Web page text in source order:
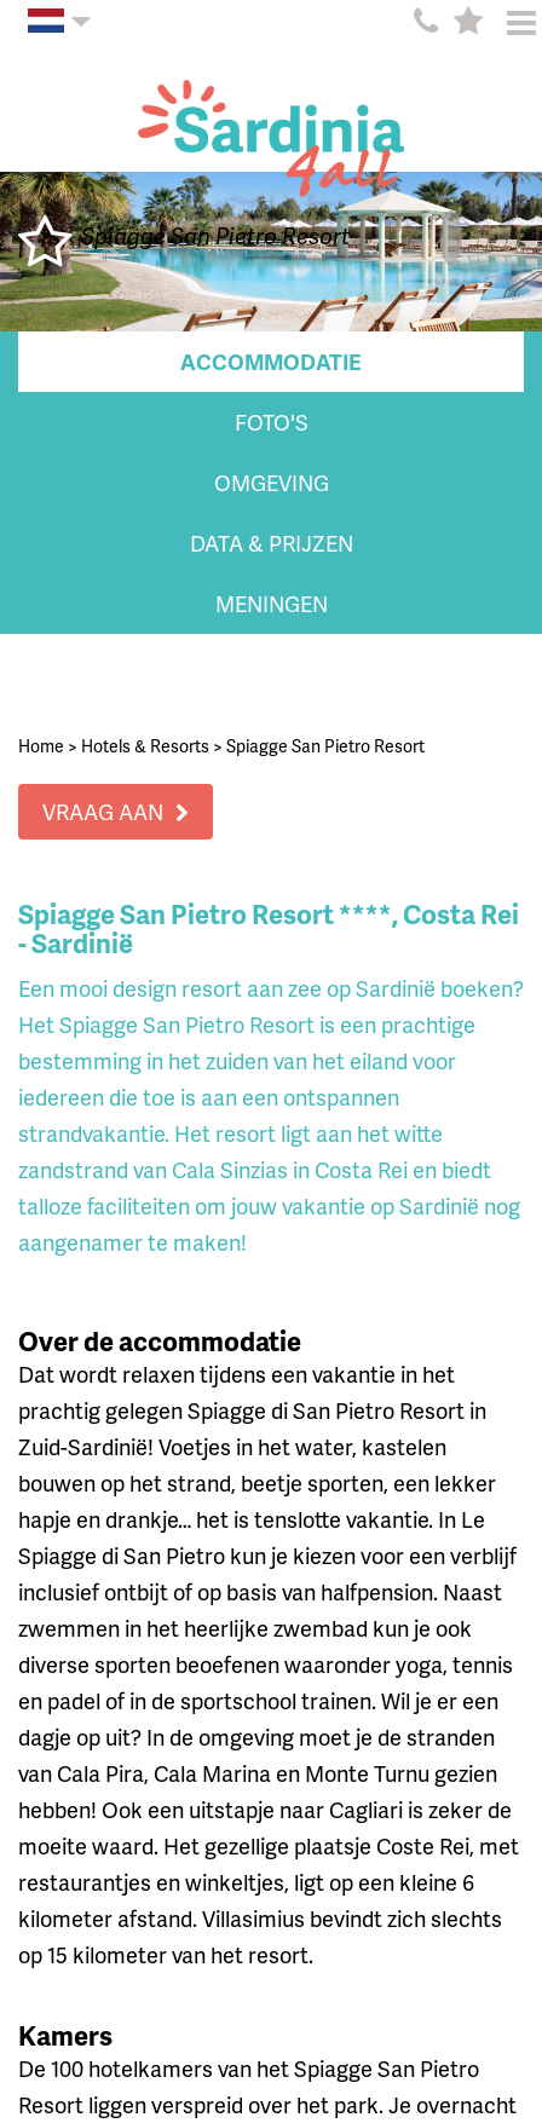
Spiagge San Pietro Resort
ACCOMMODATIE
FOTO'S
OMGEVING
DATA & PRIJZEN
MENINGEN
Home > Hotels & Resorts > Spiagge San Pietro Resort
VRAAG AAN
Spiagge San Pietro Resort ****, Costa Rei
- Sardinië
Een mooi design resort aan zee op Sardinië boeken?
Het Spiagge San Pietro Resort is een prachtige
bestemming in het zuiden van het eiland voor
iedereen die toe is aan een ontspannen
strandvakantie. Het resort ligt aan het witte
zandstrand van Cala Sinzias in Costa Rei en biedt
talloze faciliteiten om jouw vakantie op Sardinië nog
aangenamer te maken!
Over de accommodatie
Dat wordt relaxen tijdens een vakantie in het
prachtig gelegen Spiagge di San Pietro Resort in
Zuid-Sardinië! Voetjes in het water, kastelen
bouwen op het strand, beetje sporten, een lekker
hapje en drankje… het is tenslotte vakantie. In Le
Spiagge di San Pietro kun je kiezen voor een verblijf
inclusief ontbijt of op basis van halfpension. Naast
zwemmen in het heerlijke zwembad kun je ook
diverse sporten beoefenen waaronder yoga, tennis
en padel of in de sportschool trainen. Wil je er een
dagje op uit? In de omgeving moet je de stranden
van Cala Pira, Cala Marina en Monte Turnu gezien
hebben! Ook een uitstapje naar Cagliari is zeker de
moeite waard. Het gezellige plaatsje Coste Rei, met
restaurantjes en winkeltjes, ligt op een kleine 6
kilometer afstand. Villasimius bevindt zich slechts
op 15 kilometer van het resort.
Kamers
De 100 hotelkamers van het Spiagge San Pietro
Resort liggen verspreid over het park. Je overnacht